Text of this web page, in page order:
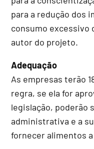
para a redução dos
consumo excessivo
autor do projeto.
Adequação
As empresas terão
regra, se ela for
legislação, poderão
administrativa e a
fornecer alimentos